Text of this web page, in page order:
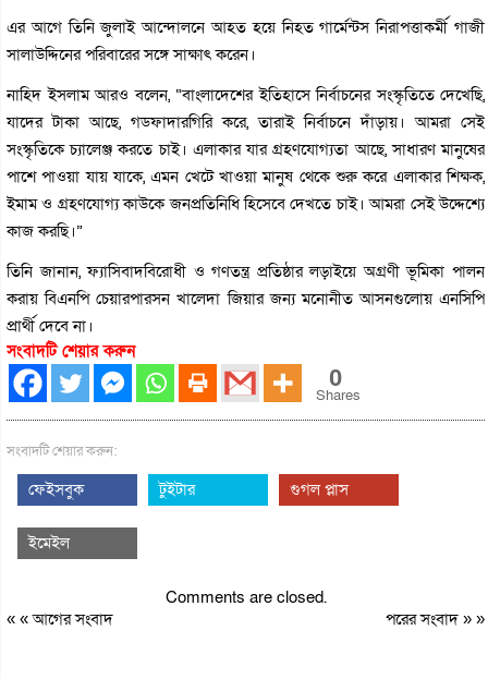
এর আগে তিনি জুলাই আন্দোলনে আহত হয়ে নিহত গার্মেন্টস নিরাপত্তাকর্মী গাজী
সালাউদ্দিনের পরিবারের সঙ্গে সাক্ষাৎ করেন।
নাহিদ ইসলাম আরও বলেন, “বাংলাদেশের ইতিহাসে নির্বাচনের সংস্কৃতিতে দেখেছি,
যাদের টাকা আছে, গডফাদারগিরি করে, তারাই নির্বাচনে দাঁড়ায়। আমরা সেই
সংস্কৃতিকে চ্যালেঞ্জ করতে চাই। এলাকার যার গ্রহণযোগ্যতা আছে, সাধারণ মানুষের
পাশে পাওয়া যায় যাকে, এমন খেটে খাওয়া মানুষ থেকে শুরু করে এলাকার শিক্ষক,
ইমাম ও গ্রহণযোগ্য কাউকে জনপ্রতিনিধি হিসেবে দেখতে চাই। আমরা সেই উদ্দেশ্যে
কাজ করছি।”
তিনি জানান, ফ্যাসিবাদবিরোধী ও গণতন্ত্র প্রতিষ্ঠার লড়াইয়ে অগ্রণী ভূমিকা পালন
করায় বিএনপি চেয়ারপারসন খালেদা জিয়ার জন্য মনোনীত আসনগুলোয় এনসিপি
প্রার্থী দেবে না।
সংবাদটি শেয়ার করুন
0
Shares
সংবাদটি শেয়ার করুন:
ফেইসবুক টুইটার গুগল প্লাস
ইমেইল
Comments are closed.
« «আগের সংবাদ পরের সংবাদ» »